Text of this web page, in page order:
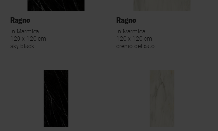
Ragno
In Marmica
120 x 120 cm
sky black
Ragno
In Marmica
120 x 120 cm
cremo delicato